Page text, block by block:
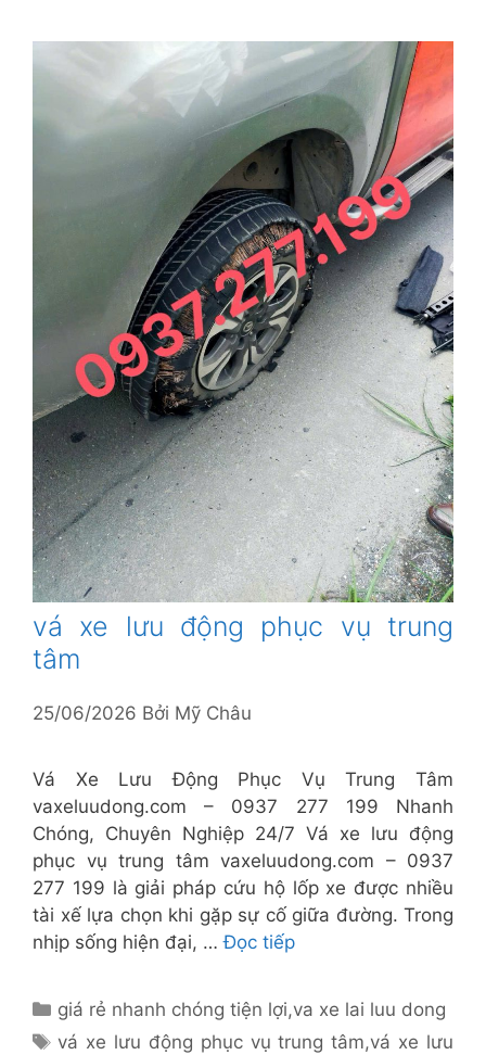
vá xe lưu động phục vụ trung
tâm
25/06/2026 Bởi Mỹ Châu
Vá Xe Lưu Động Phục Vụ Trung Tâm
vaxeluudong.com – 0937 277 199 Nhanh
Chóng, Chuyên Nghiệp 24/7 Vá xe lưu động
phục vụ trung tâm vaxeluudong.com – 0937
277 199 là giải pháp cứu hộ lốp xe được nhiều
tài xế lựa chọn khi gặp sự cố giữa đường. Trong
nhịp sống hiện đại, …Đọc tiếp
Danh
mục
giá rẻ nhanh chóng tiện lợi,va xe lai luu dong
Thẻ
vá xe lưu động phục vụ trung tâm,vá xe lưu